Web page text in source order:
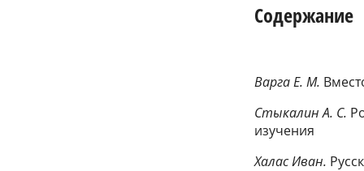
Содержание
Варга Е. М.
Стыкалин А. С.
изучения
Халас Иван.